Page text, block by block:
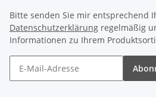
Bitte senden Sie mir entsprechend
Datenschutzerklärung regelmäßig
Informationen zu Ihrem